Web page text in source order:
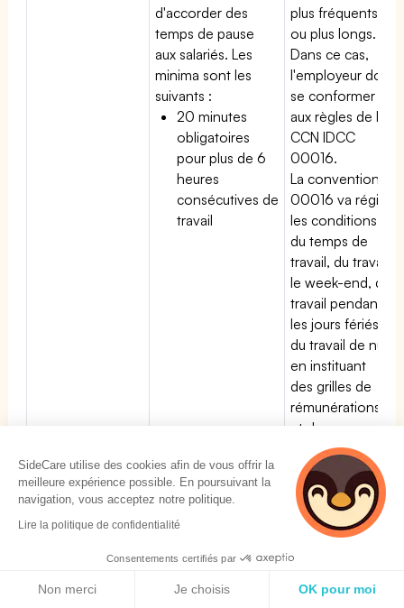
d'accorder des
temps de pause
aux salariés. Les
minima sont les
suivants :
20 minutes
obligatoires
pour plus de 6
heures
consécutives de
travail
plus fréquents
ou plus longs.
Dans ce cas,
l'employeur doit
se conformer
aux règles de la
CCN IDCC
00016.
La convention
00016 va régir
les conditions
du temps de
travail, du travail
le week-end, du
travail pendant
les jours fériés,
du travail de nuit
en instituant
des grilles de
rémunérations
et de
conditions à
respecter.
Droit de retrait
des salariés de
Transports
routiers
L'article L4131 du
code du travail
retrait pour tous les
salariés en cas de
La convention
collective
Transports
routiers peut
ajouter des
SideCare utilise des cookies afin de vous offrir la
meilleure expérience possible. En poursuivant la
navigation, vous acceptez notre politique.
Lire la politique de confidentialité
Consentements certifiés par
Non merci Je choisis OK pour moi